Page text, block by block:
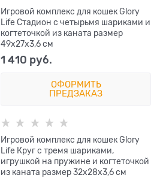
Игровой комплекс для кошек Glory
Life Стадион с четырьмя шариками и
когтеточкой из каната размер
49х27х3,6 см
1 410 руб.
ОФОРМИТЬ
ПРЕДЗАКАЗ
Игровой комплекс для кошек Glory
Life Круг с тремя шариками,
игрушкой на пружине и когтеточкой
из каната размер 32х28х3,6 см